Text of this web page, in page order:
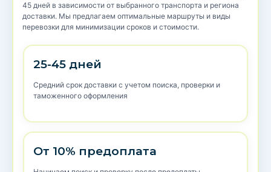
45 дней в зависимости от выбранного транспорта и региона
доставки. Мы предлагаем оптимальные маршруты и виды
перевозки для минимизации сроков и стоимости.
25-45 дней
Средний срок доставки с учетом поиска, проверки и
таможенного оформления
От 10% предоплата